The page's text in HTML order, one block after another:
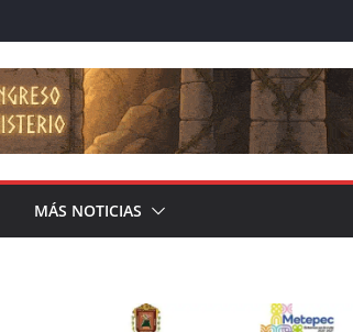
MÁS NOTICIAS